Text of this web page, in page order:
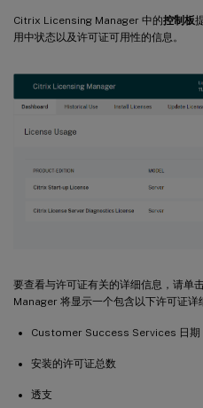
Citrix Licensing Manager 中的控制板
用中状态以及许可证可用性的信息。
要查看与许可证有关的详细信息，请单
Manager 将显示一个包含以下许可证详
Customer Success Services 日期
安装的许可证总数
透支